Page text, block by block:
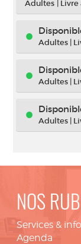
Adultes |
Adultes |
Adultes |
Adultes |
NOS
Services &
Agenda